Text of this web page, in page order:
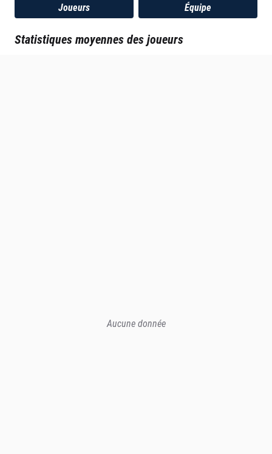
Joueurs Équipe
Statistiques moyennes des joueurs
Aucune donnée